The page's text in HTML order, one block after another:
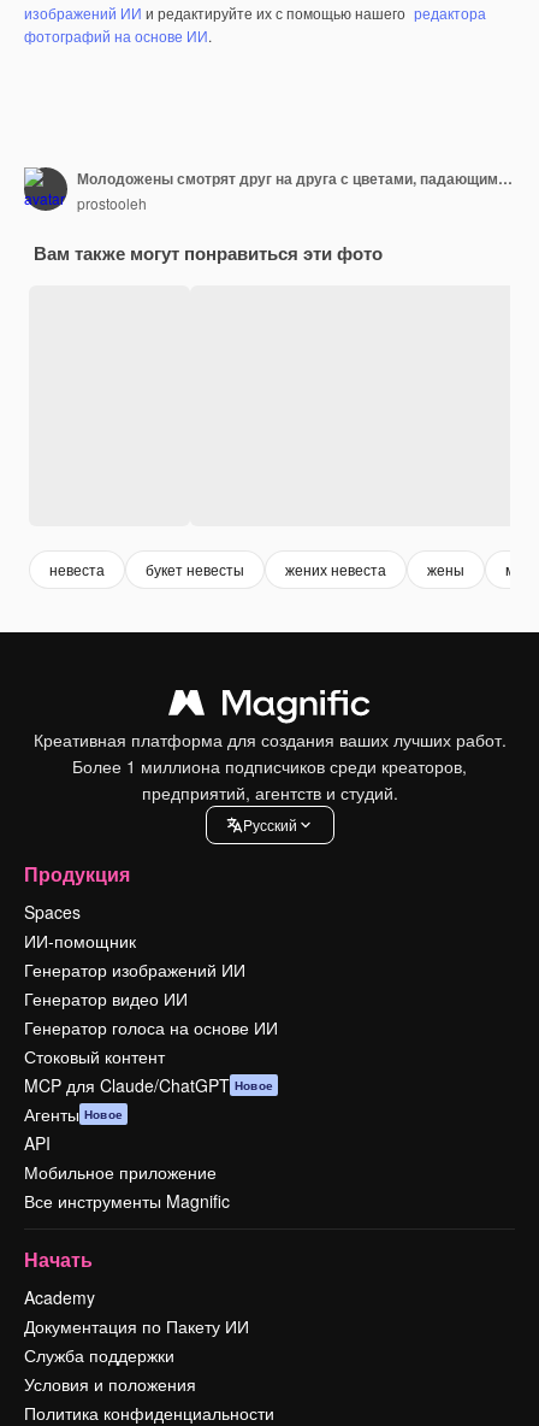
изображений ИИ и редактируйте их с помощью нашего редактора
фотографий на основе ИИ.
Молодожены смотрят друг на друга с цветами, падающими с неба.
prostooleh
Вам также могут понравиться эти фото
невеста букет невесты жених невеста жены
Креативная платформа для создания ваших лучших работ.
Более 1 миллиона подписчиков среди креаторов,
предприятий, агентств и студий.
Pусский
Продукция
Spaces
ИИ-помощник
Генератор изображений ИИ
Генератор видео ИИ
Генератор голоса на основе ИИ
Стоковый контент
MCP для Claude/ChatGPT Новое
Агенты Новое
API
Мобильное приложение
Все инструменты Magnific
Начать
Academy
Документация по Пакету ИИ
Служба поддержки
Условия и положения
Политика конфиденциальности